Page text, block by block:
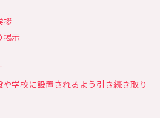
拶
掲示
学校に設置されるよう引き続き取り